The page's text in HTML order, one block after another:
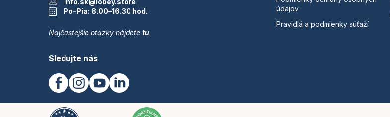
info.sk@lobey.store
Po–Pia: 8.00–16.30 hod.
Najčastejšie otázky nájdete tu
Sledujte nás
údajov
Pravidlá a podmienky súťaží